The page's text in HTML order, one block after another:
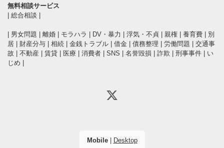
無料相談サービス
総合相談
男女問題 離婚 モラハラ DV・暴力 浮気・不貞 親権 養育費
別
居
財産分与 相続 金銭トラブル 借金 債務整理 労働問題
交通事
故
不動産 賃貸 医療 消費者 SNS 名誉毀損 詐欺 刑事事件
い
じめ
Mobile| Desktop